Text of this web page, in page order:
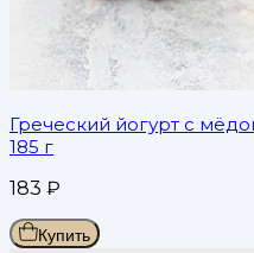
Греческий йогурт с
185 г
183 ₽
Купить